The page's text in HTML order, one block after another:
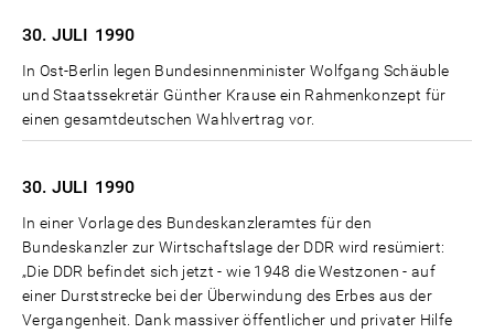
30. JULI 1990
In Ost-Berlin legen Bundesinnenminister Wolfgang Schäuble
und Staatssekretär Günther Krause ein Rahmenkonzept für
einen gesamtdeutschen Wahlvertrag vor.
30. JULI 1990
In einer Vorlage des Bundeskanzleramtes für den
Bundeskanzler zur Wirtschaftslage der DDR wird resümiert:
„Die DDR befindet sich jetzt - wie 1948 die Westzonen - auf
einer Durststrecke bei der Überwindung des Erbes aus der
Vergangenheit. Dank massiver öffentlicher und privater Hilfe